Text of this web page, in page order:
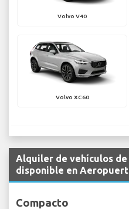
Volvo V40
Volvo XC60
Alquiler de vehículos
disponible en
Compacto